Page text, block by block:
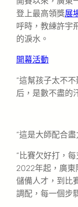
登上最高領獎展
呼時，教練許宇
的淚水。
開幕活動
“這幫孩子太不
后，是數不盡的
“這是大師配合盡
“比賽欠好打，
2022年起，廣
儲備人才，到比
調配，每一個步